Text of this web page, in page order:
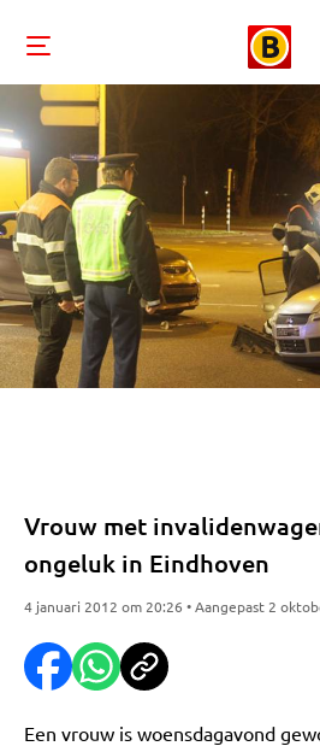
Vrouw met
ongeluk in Eindhoven
4 januari 2012 om 20:26 • Aangepast 2
Een vrouw is woensdagavond